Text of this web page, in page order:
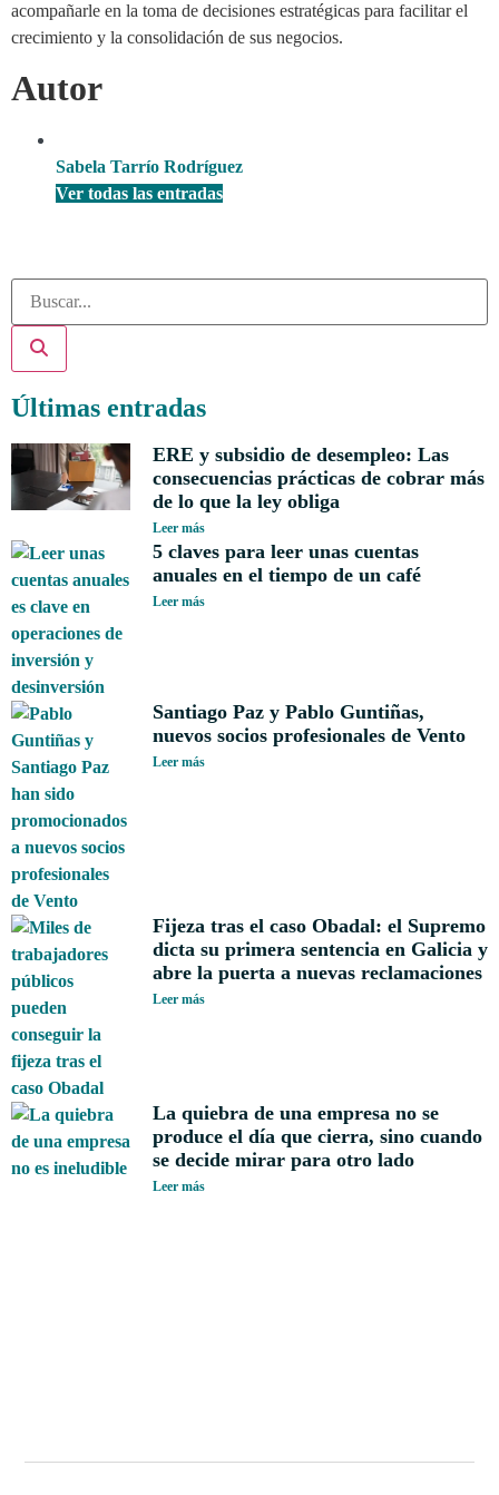
acompañarle en la toma de decisiones estratégicas para facilitar el
crecimiento y la consolidación de sus negocios.
Autor
Sabela Tarrío Rodríguez
Ver todas las entradas
Últimas entradas
ERE y subsidio de desempleo: Las
consecuencias prácticas de cobrar más
de lo que la ley obliga
Leer más
5 claves para leer unas cuentas
anuales en el tiempo de un café
Leer más
Santiago Paz y Pablo Guntiñas,
nuevos socios profesionales de Vento
Leer más
Fijeza tras el caso Obadal: el Supremo
dicta su primera sentencia en Galicia y
abre la puerta a nuevas reclamaciones
Leer más
La quiebra de una empresa no se
produce el día que cierra, sino cuando
se decide mirar para otro lado
Leer más